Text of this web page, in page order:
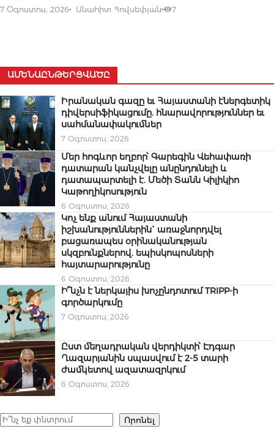
7 Օգոստոս, 2026 Անահիտ Հովսեփյան 7
ԱՄԵՆԱԸՆԹԵՐՑՎԱԾԸ
Իրանական գազը եւ Հայաստանի էներգետիկ
դիվերսիֆիկացումը. հնարավորություններ եւ
սահմանափակումներ
7 Օգոստոս, 2026
Մեր հոգևոր եղբոր՝ Գարեգին Վեհափառի
դատարան կանչվելը անընդունելի և
դատապարտելի է. Մեծի Տանն Կիլիկիո
Կաթողիկոսություն
6 Օգոստոս, 2026
Կոչ ենք անում Հայաստանի
իշխանություններին` առաջնորդվել
բացառապես օրինականության
սկզբունքներով. եպիսկոպոսների
հայտարարությունը
6 Օգոստոս, 2026
Ի՞նչն է ներկայիս խոչընդոտում TRIPP-ի
գործարկումը
7 Օգոստոս, 2026
Ըստ մեղադրական վերդիկտի՝ Էդգար
Ղազարյանին սպասվում է 2-5 տարի
ժամկետով ազատազրկում
6 Օգոստոս, 2026
Որոնել Որոնել